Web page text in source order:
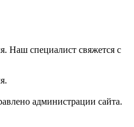
Наш специалист свяжется с
администрации сайта.